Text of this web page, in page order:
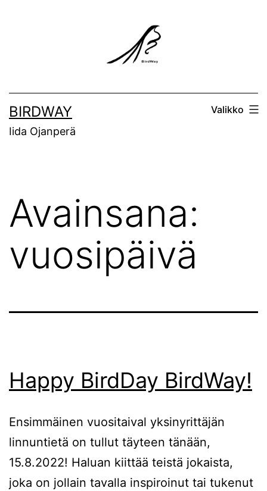
BIRDWAY
Iida Ojanperä
Valikko
Avainsana:
vuosipäivä
Happy BirdDay BirdWay!
Ensimmäinen vuositaival yksinyrittäjän
linnuntietä on tullut täyteen tänään,
15.8.2022! Haluan kiittää teistä jokaista,
joka on jollain tavalla inspiroinut tai tukenut